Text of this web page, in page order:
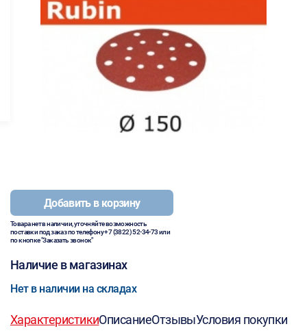
Добавить в корзину
Товара нет в наличии, уточняйте возможность
поставки под заказ по телефону+7 (3822) 52-34-73или
по кнопке "Заказать звонок"
Наличие в магазинах
Нет в наличии на складах
ХарактеристикиОписаниеОтзывыУсловия покупки